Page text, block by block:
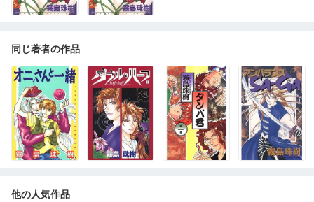
同じ著者の作品
他の人気作品